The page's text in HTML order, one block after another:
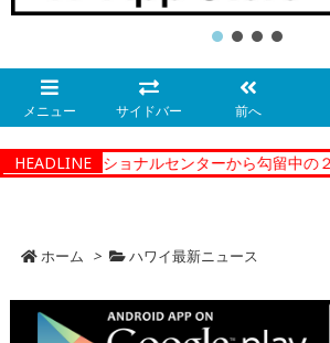
メニュー サイドバー 前へ
HEADLINE
ィーコレクショナルセンターから勾留中の２
ホーム > ハワイ最新ニュース